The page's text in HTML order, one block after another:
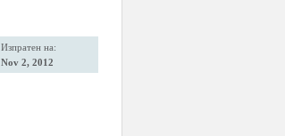
Изпратен на:
Nov 2, 2012